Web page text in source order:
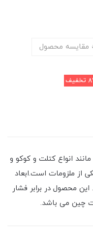
مقایسه محصول
تخفیف
انواع کتلت و کوکو و
از ملزومات است.ابعاد
میباشد. این محصول در برابر فشار
چین می باشد.